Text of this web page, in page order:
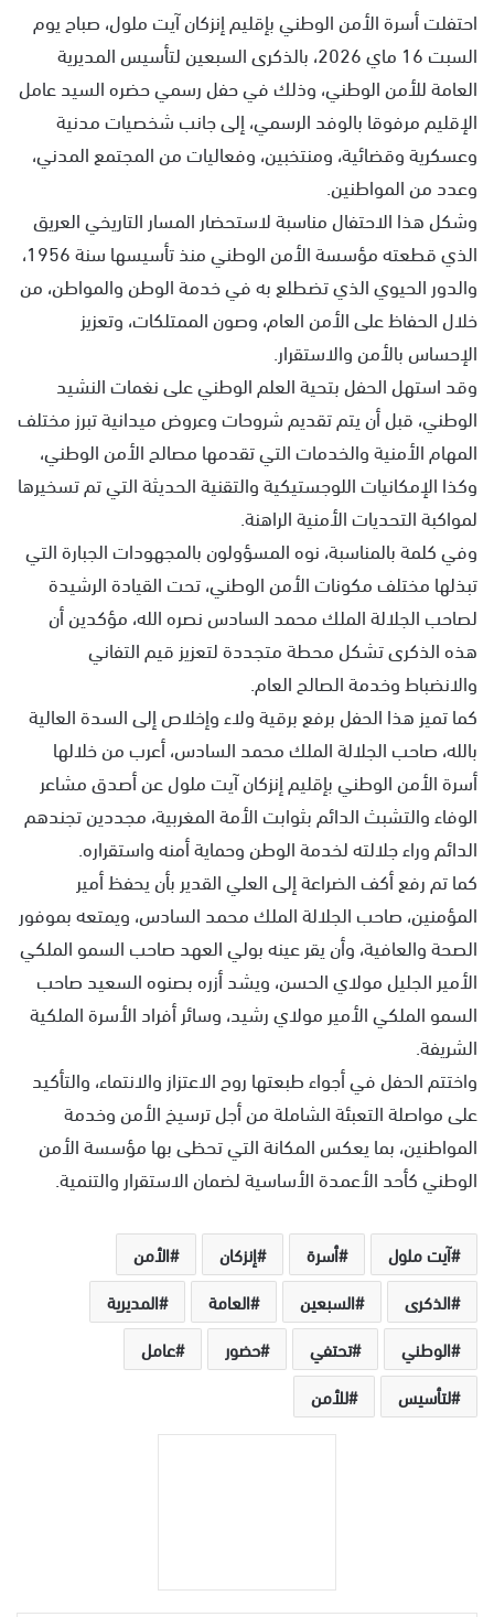
ي
ا
احتفلت أسرة الأمن الوطني بإقليم إنزكان آيت ملول، صباح يوم
السبت 16 ماي 2026، بالذكرى السبعين لتأسيس المديرية
العامة للأمن الوطني، وذلك في حفل رسمي حضره السيد عامل
الإقليم مرفوقا بالوفد الرسمي، إلى جانب شخصيات مدنية
وعسكرية وقضائية، ومنتخبين، وفعاليات من المجتمع المدني،
وعدد من المواطنين.
وشكل هذا الاحتفال مناسبة لاستحضار المسار التاريخي العريق
الذي قطعته مؤسسة الأمن الوطني منذ تأسيسها سنة 1956،
والدور الحيوي الذي تضطلع به في خدمة الوطن والمواطن، من
خلال الحفاظ على الأمن العام، وصون الممتلكات، وتعزيز
الإحساس بالأمن والاستقرار.
وقد استهل الحفل بتحية العلم الوطني على نغمات النشيد
الوطني، قبل أن يتم تقديم شروحات وعروض ميدانية تبرز مختلف
المهام الأمنية والخدمات التي تقدمها مصالح الأمن الوطني،
وكذا الإمكانيات اللوجستيكية والتقنية الحديثة التي تم تسخيرها
لمواكبة التحديات الأمنية الراهنة.
وفي كلمة بالمناسبة، نوه المسؤولون بالمجهودات الجبارة التي
تبذلها مختلف مكونات الأمن الوطني، تحت القيادة الرشيدة
لصاحب الجلالة الملك محمد السادس نصره الله، مؤكدين أن
هذه الذكرى تشكل محطة متجددة لتعزيز قيم التفاني
والانضباط وخدمة الصالح العام.
كما تميز هذا الحفل برفع برقية ولاء وإخلاص إلى السدة العالية
بالله، صاحب الجلالة الملك محمد السادس، أعرب من خلالها
أسرة الأمن الوطني بإقليم إنزكان آيت ملول عن أصدق مشاعر
الوفاء والتشبث الدائم بثوابت الأمة المغربية، مجددين تجندهم
الدائم وراء جلالته لخدمة الوطن وحماية أمنه واستقراره.
كما تم رفع أكف الضراعة إلى العلي القدير بأن يحفظ أمير
المؤمنين، صاحب الجلالة الملك محمد السادس، ويمتعه بموفور
الصحة والعافية، وأن يقر عينه بولي العهد صاحب السمو الملكي
الأمير الجليل مولاي الحسن، ويشد أزره بصنوه السعيد صاحب
السمو الملكي الأمير مولاي رشيد، وسائر أفراد الأسرة الملكية
الشريفة.
واختتم الحفل في أجواء طبعتها روح الاعتزاز والانتماء، والتأكيد
على مواصلة التعبئة الشاملة من أجل ترسيخ الأمن وخدمة
المواطنين، بما يعكس المكانة التي تحظى بها مؤسسة الأمن
الوطني كأحد الأعمدة الأساسية لضمان الاستقرار والتنمية.
آيت ملول أسرة إنزكان
الأمن
الذكرى
السبعين العامة
المديرية
الوطني
تحتفي حضور
عامل
لتأسيس
للأمن